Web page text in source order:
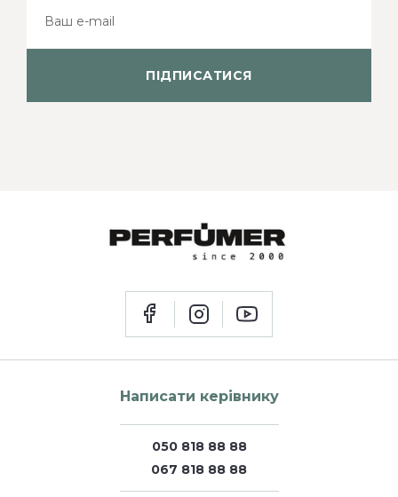
ПІДПИСАТИСЯ
Написати керівнику
050 818 88 88
067 818 88 88